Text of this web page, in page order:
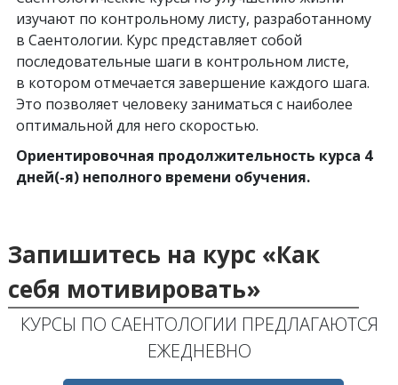
изучают по контрольному листу, разработанному
в Саентологии. Курс представляет собой
последовательные шаги в контрольном листе,
в котором отмечается завершение каждого шага.
Это позволяет человеку заниматься с наиболее
оптимальной для него скоростью.
Ориентировочная продолжительность курса 4
дней(-я) неполного времени обучения.
Запишитесь на курс «Как
себя мотивировать»
КУРСЫ ПО САЕНТОЛОГИИ ПРЕДЛАГАЮТСЯ
ЕЖЕДНЕВНО